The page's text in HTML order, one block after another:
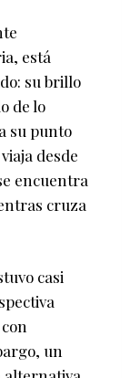
está
su brillo
de lo
su punto
desde
encuentra
cruza
casi
un